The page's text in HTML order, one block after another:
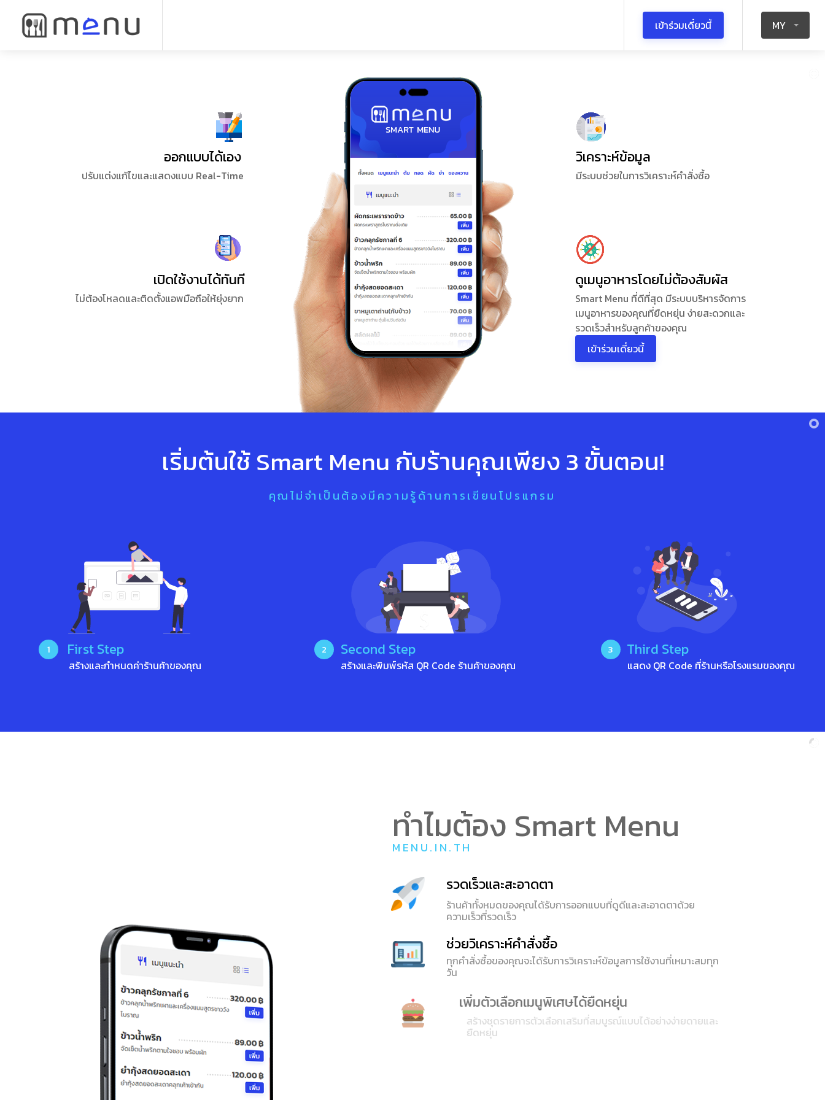
เข้าร่วมเดี๋ยวนี้ MY
ออกแบบได้เอง
ปรับแต่งแก้ไขและแสดงแบบ Real-Time
เปิดใช้งานได้ทันที
ไม่ต้องโหลดและติดตั้งแอพมือถือให้ยุ่งยาก
วิเคราะห์ข้อมูล
มีระบบช่วยในการวิเคราะห์คำสั่งซื้อ
ดูเมนูอาหารโดยไม่ต้องสัมผัส
Smart Menu ที่ดีที่สุด มีระบบบริหารจัดการ
เมนูอาหารของคุณที่ยืดหยุ่น ง่ายสะดวกและ
รวดเร็วสำหรับลูกค้าของคุณ
เข้าร่วมเดี๋ยวนี้
เริ่มต้นใช้ Smart Menu กับร้านคุณเพียง 3 ขั้นตอน!
คุณไม่จำเป็นต้องมีความรู้ด้านการเขียนโปรแกรม
1 First Step
สร้างและกำหนดค่าร้านค้าของคุณ
2 Second Step
สร้างและพิมพ์รหัส QR Code ร้านค้าของคุณ
3 Third Step
แสดง QR Code ที่ร้านหรือโรงแรมของคุณ
ทำไมต้อง Smart Menu
MENU.IN.TH
รวดเร็วและสะอาดตา
ช่วยวิเคราะห์คำสั่งซื้อ
เพิ่มตัวเลือกเมนูพิเศษได้ยืดหยุ่น
ร้านค้าทั้งหมดของคุณได้รับการออกแบบที่ดูดีและสะอาดตาด้วย
ความเร็วที่รวดเร็ว
ทุกคำสั่งซื้อของคุณจะได้รับการวิเคราะห์ข้อมูลการใช้งานที่เหมาะสมทุก
วัน
สร้างชุดรายการตัวเลือกเสริมที่สมบูรณ์แบบได้อย่างง่ายดายและ
ยืดหยุ่น